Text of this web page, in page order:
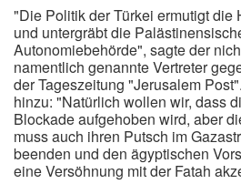
"Die Politik der Türkei ermutigt die
und untergräbt die
Autonomiebehörde", sagte der
namentlich genannte Vertreter
der Tageszeitung "Jerusalem
hinzu: "Natürlich wollen wir, dass
Blockade aufgehoben wird, aber
muss auch ihren Putsch im
beenden und den ägyptischen
eine Versöhnung mit der Fatah